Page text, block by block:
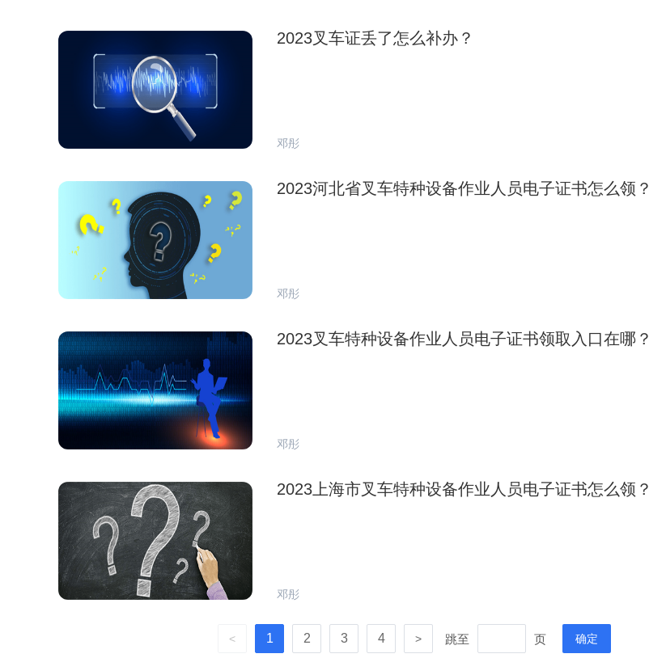
2023叉车证丢了怎么补办？
邓彤
2023河北省叉车特种设备作业人员电子证书怎么领？
邓彤
2023叉车特种设备作业人员电子证书领取入口在哪？
邓彤
2023上海市叉车特种设备作业人员电子证书怎么领？
邓彤
< 1 2 3 4 > 跳至 页 确定